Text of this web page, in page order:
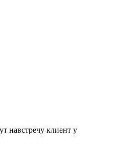
навстречу клиент у